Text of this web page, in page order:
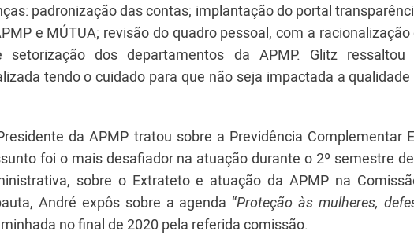
padronização das contas; implantação do portal
e MÚTUA; revisão do quadro pessoal, com a
setorização dos departamentos da APMP. Glitz
tendo o cuidado para que não seja impactada a
da APMP tratou sobre a Previdência Complementar
foi o mais desafiador na atuação durante o 2º semestre
sobre o Extrateto e atuação da APMP na
André expôs sobre a agenda “Proteção às mulheres,
no final de 2020 pela referida comissão.